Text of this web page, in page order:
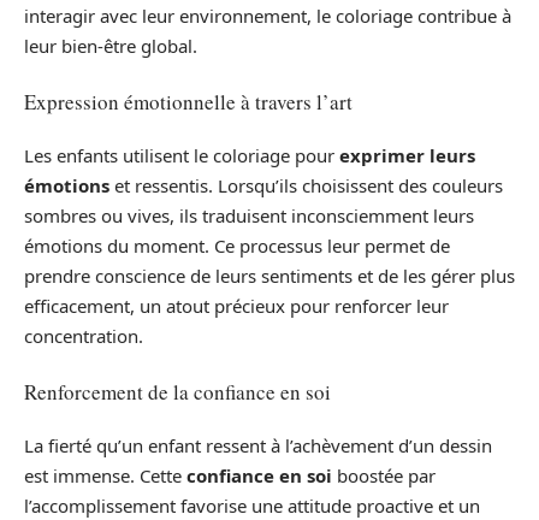
interagir avec leur environnement, le coloriage contribue à
leur bien-être global.
Expression émotionnelle à travers l’art
Les enfants utilisent le coloriage pour exprimer leurs
émotions et ressentis. Lorsqu’ils choisissent des couleurs
sombres ou vives, ils traduisent inconsciemment leurs
émotions du moment. Ce processus leur permet de
prendre conscience de leurs sentiments et de les gérer plus
efficacement, un atout précieux pour renforcer leur
concentration.
Renforcement de la confiance en soi
La fierté qu’un enfant ressent à l’achèvement d’un dessin
est immense. Cette confiance en soi boostée par
l’accomplissement favorise une attitude proactive et un